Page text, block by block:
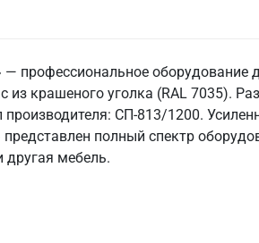
профессиональное
крашеного уголка (RAL 7035).
производителя: СП-813/1200.
полный спектр
другая мебель.